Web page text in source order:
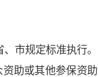
市规定标准执行。
助或其他参保资助